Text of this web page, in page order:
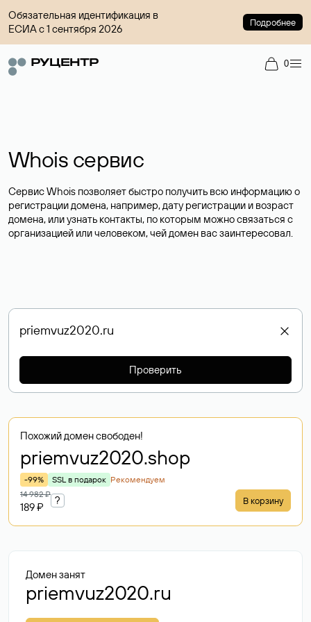
Обязательная идентификация в
ЕСИА с 1 сентября 2026
Подробнее
0
Whois сервис
Сервис Whois позволяет быстро получить всю информацию о
регистрации домена, например, дату регистрации и возраст
домена, или узнать контакты, по которым можно связаться с
организацией или человеком, чей домен вас заинтересовал.
Проверить
Похожий домен свободен!
priemvuz2020.shop
-99% SSL в подарок Рекомендуем
14 982 ₽
189 ₽
? В корзину
Домен занят
priemvuz2020.ru